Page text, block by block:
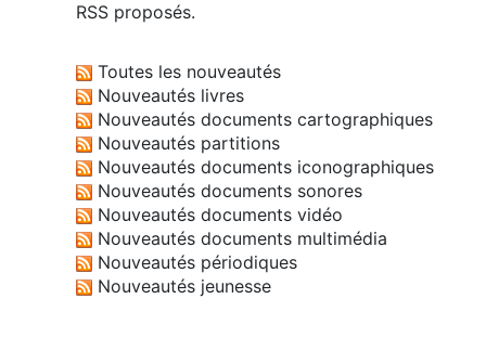
RSS proposés.
Toutes les nouveautés
Nouveautés livres
Nouveautés documents cartographiques
Nouveautés partitions
Nouveautés documents iconographiques
Nouveautés documents sonores
Nouveautés documents vidéo
Nouveautés documents multimédia
Nouveautés périodiques
Nouveautés jeunesse